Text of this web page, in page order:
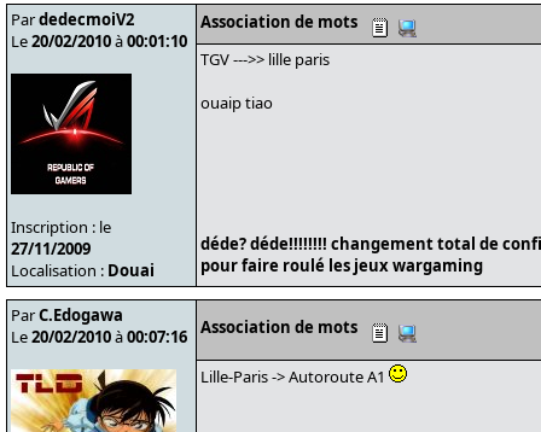
PardedecmoiV2
Le20/02/2010à00:01:10
Inscription : le
27/11/2009
Localisation : Douai
Association de mots
TGV --->> lille paris
ouaip tiao
déde? déde!!!!!!!! changement total de
pour faire roulé les jeux wargaming
ParC.Edogawa
Le20/02/2010à00:07:16 Association de mots
Lille-Paris -> Autoroute A1